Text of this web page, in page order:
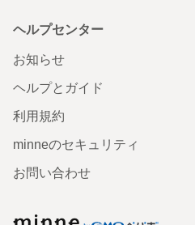
ヘルプセンター
お知らせ
ヘルプとガイド
利用規約
minneのセキュリティ
お問い合わせ